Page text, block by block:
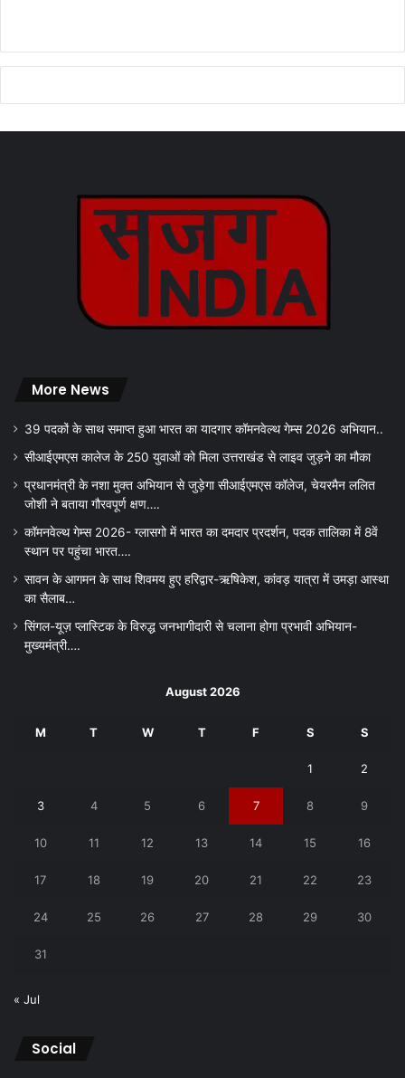
More News
39 पदकों के साथ समाप्त हुआ भारत का यादगार कॉमनवेल्थ गेम्स 2026 अभियान..
सीआईएमएस कालेज के 250 युवाओं को मिला उत्तराखंड से लाइव जुड़ने का मौका
प्रधानमंत्री के नशा मुक्त अभियान से जुड़ेगा सीआईएमएस कॉलेज, चेयरमैन ललित
जोशी ने बताया गौरवपूर्ण क्षण….
कॉमनवेल्थ गेम्स 2026- ग्लासगो में भारत का दमदार प्रदर्शन, पदक तालिका में 8वें
स्थान पर पहुंचा भारत….
सावन के आगमन के साथ शिवमय हुए हरिद्वार-ऋषिकेश, कांवड़ यात्रा में उमड़ा आस्था
का सैलाब…
सिंगल-यूज़ प्लास्टिक के विरुद्ध जनभागीदारी से चलाना होगा प्रभावी अभियान-
मुख्यमंत्री….
August 2026
M T W T F S S
1 2
3 4 5 6 7 8 9
10 11 12 13 14 15 16
17 18 19 20 21 22 23
24 25 26 27 28 29 30
31
« Jul
Social